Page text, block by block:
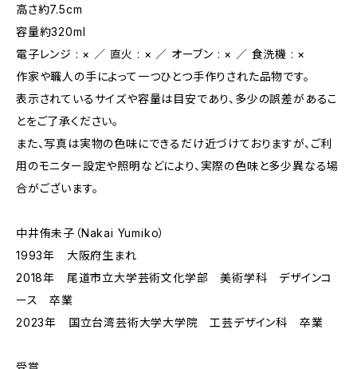
高さ約7.5cm
容量約320ml
電子レンジ : × ／ 直火 : × ／ オーブン : × ／ 食洗機 : ×
作家や職人の手によって一つひとつ手作りされた品物です。
表示されているサイズや容量は目安であり、多少の誤差があるこ
とをご了承ください。
また、写真は実物の色味にできるだけ近づけておりますが、ご利
用のモニター設定や照明などにより、実際の色味と多少異なる場
合がございます。
中井侑未子（Nakai Yumiko）
1993年 大阪府生まれ
2018年 尾道市立大学芸術文化学部 美術学科 デザインコ
ース 卒業
2023年 国立台湾芸術大学大学院 工芸デザイン科 卒業